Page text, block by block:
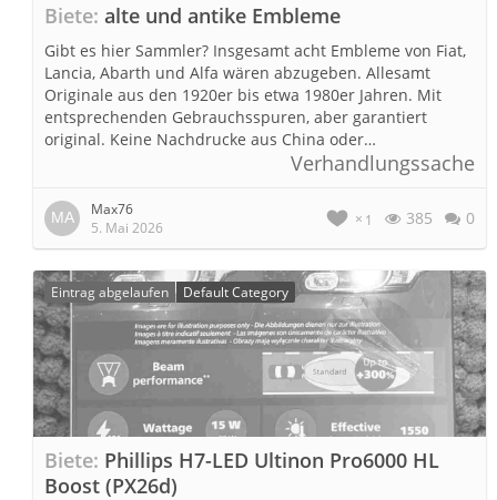
Biete alte und antike Embleme
Gibt es hier Sammler? Insgesamt acht Embleme von Fiat,
Lancia, Abarth und Alfa wären abzugeben. Allesamt
Originale aus den 1920er bis etwa 1980er Jahren. Mit
entsprechenden Gebrauchsspuren, aber garantiert
original. Keine Nachdrucke aus China oder…
Verhandlungssache
Max76
5. Mai 2026
1 385 0
Eintrag abgelaufen Default Category
Biete Phillips H7-LED Ultinon Pro6000 HL
Boost (PX26d)